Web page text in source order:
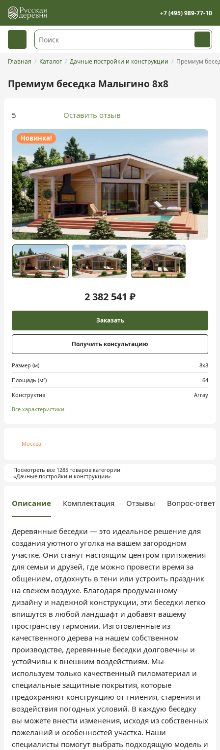
+7 (495) 989-77-10
Главная Каталог Дачные постройки и конструкции Премиум
Премиум беседка Малыгино 8х8
Новинка!
5 Оставить отзыв
2 382 541 ₽
Заказать
Получить консультацию
Размер (м)
8х8
Площадь (м²)
64
Конструктив
Array
Все характеристики
Москва
Посмотреть все 1285 товаров категории
«Дачные постройки и конструкции»
Описание Комплектация Отзывы Вопрос-ответ
Деревянные беседки — это идеальное решение для
создания уютного уголка на вашем загородном
участке. Они станут настоящим центром притяжения
для семьи и друзей, где можно провести время за
общением, отдохнуть в тени или устроить праздник
на свежем воздухе. Благодаря продуманному
дизайну и надежной конструкции, эти беседки легко
впишутся в любой ландшафт и добавят вашему
пространству гармонии. Изготовленные из
качественного дерева на нашем собственном
производстве, деревянные беседки долговечны и
устойчивы к внешним воздействиям. Мы
используем только качественный пиломатериал и
специальные защитные покрытия, которые
предохраняют конструкцию от гниения, старения и
воздействия погодных условий. В каждую беседку
вы можете внести изменения, исходя из собственных
пожеланий и особенностей участка. Наши
специалисты помогут выбрать подходящую модель и